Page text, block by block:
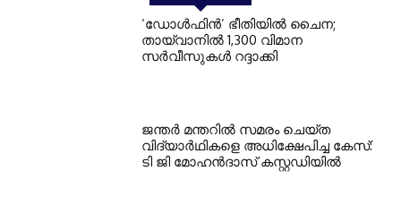
‘ഡോള്‍ഫിന്‍’ ഭീതിയില്‍ ചൈന;
തായ്വാനില്‍ 1,300 വിമാന
സര്‍വീസുകള്‍ റദ്ദാക്കി
ജന്തര്‍ മന്തറില്‍ സമരം ചെയ്ത
വിദ്യാര്‍ഥികളെ അധിക്ഷേപിച്ച കേസ്:
ടി ജി മോഹന്‍ദാസ് കസ്റ്റഡിയില്‍